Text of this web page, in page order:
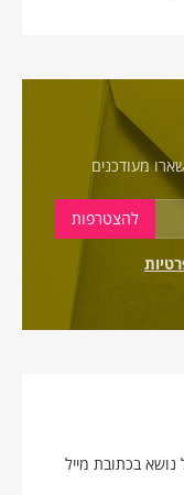
מעודכנים
נושא בכתובת מייל